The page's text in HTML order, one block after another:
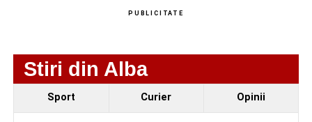
de 66 de ani rănită grav, după ce a fost lovită de o
Fest, la Cetatea Greavilor din Gârbova
PUBLICITATE
Stiri din Alba
Sport Curier Opinii